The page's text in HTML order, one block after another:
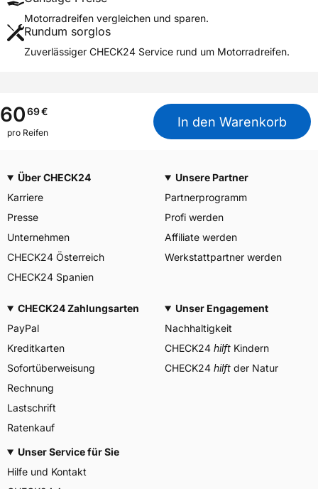
Motorradtyp
Scooter
Weitere Eigenschaften
M+S
Nein
Motorrad Kennzeichnung
M/C
Allgemeine Produktsicherheit (GPSR)
Herstellerkontakt
YOKOHAMA TWS
GERMANY GmbH, Erbach
Deutschland, info-de@mitas-
tires.com
Motorradreifen vergleichen und sparen.
Rundum sorglos
Zuverlässiger CHECK24 Service rund um Motorradreifen.
6069€
pro Reifen
In den Warenkorb
Über CHECK24
Karriere
Presse
Unternehmen
CHECK24 Österreich
CHECK24 Spanien
Unsere Partner
Partnerprogramm
Profi werden
Affiliate werden
Werkstattpartner werden
CHECK24 Zahlungsarten
PayPal
Kreditkarten
Sofortüberweisung
Rechnung
Lastschrift
Ratenkauf
Unser Engagement
Nachhaltigkeit
CHECK24 hilft Kindern
CHECK24 hilft der Natur
Unser Service für Sie
Hilfe und Kontakt